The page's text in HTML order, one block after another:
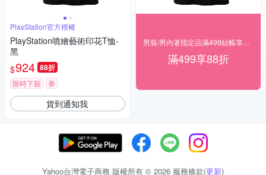
PlayStation官方授權
PlayStation噴繪藝術印花T恤-
黑
$924 88折
限時下殺 券
貨到通知我
滿499享88折
Yahoo台灣電子商務 版權所有 © 2026 服務條款(更新)